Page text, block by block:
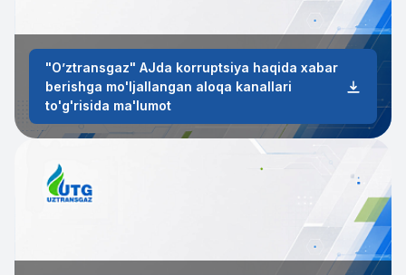
"Oʼztransgaz" АJda korruptsiya haqida xabar
berishga mo'ljallangan aloqa kanallari
to'g'risida ma'lumot